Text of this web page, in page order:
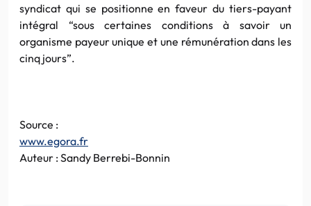
syndicat qui se positionne en faveur du tiers-payant
intégral “sous certaines conditions à savoir un
organisme payeur unique et une rémunération dans les
cinq jours”.
Source :
www.egora.fr
Auteur : Sandy Berrebi-Bonnin